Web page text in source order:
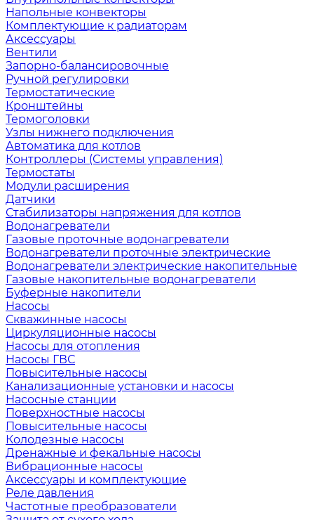
Напольные конвекторы
Комплектующие к радиаторам
Аксессуары
Вентили
Запорно-балансировочные
Ручной регулировки
Термостатические
Кронштейны
Термоголовки
Узлы нижнего подключения
Автоматика для котлов
Контроллеры (Системы управления)
Термостаты
Модули расширения
Датчики
Стабилизаторы напряжения для котлов
Водонагреватели
Газовые проточные водонагреватели
Водонагреватели проточные электрические
Водонагреватели электрические накопительные
Газовые накопительные водонагреватели
Буферные накопители
Насосы
Скважинные насосы
Циркуляционные насосы
Насосы для отопления
Насосы ГВС
Повысительные насосы
Канализационные установки и насосы
Насосные станции
Поверхностные насосы
Повысительные насосы
Колодезные насосы
Дренажные и фекальные насосы
Вибрационные насосы
Аксессуары и комплектующие
Реле давления
Частотные преобразователи